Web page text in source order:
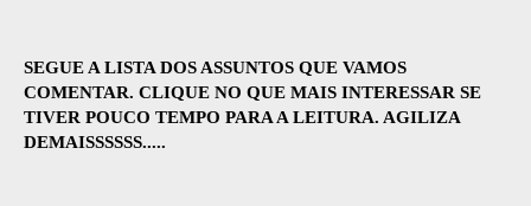
SEGUE A LISTA DOS ASSUNTOS QUE VAMOS
COMENTAR. CLIQUE NO QUE MAIS INTERESSAR SE
TIVER POUCO TEMPO PARA A LEITURA. AGILIZA
DEMAISSSSSS.....